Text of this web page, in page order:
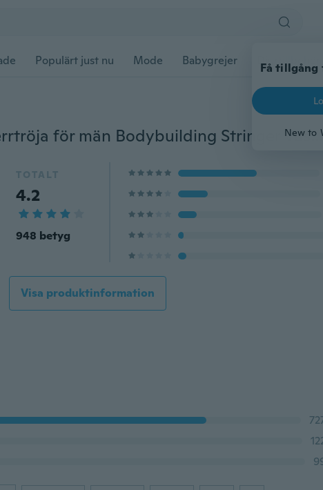
Få tillgång
New to
Populärt just nu Mode Babygrejer Djurtillbehör
S-XXXL Långärmad herrtröja för män Bodybuilding Stringer Västkläder Herrtryck Undershirt Ärmlös Hip Hop-skjorta
TOTALT
4.2
948 betyg
Visa produktinformation